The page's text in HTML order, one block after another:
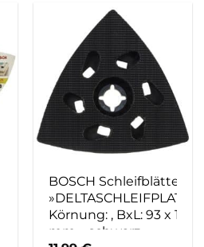
BOSCH Schleifblätter
Körnung: , BxL: 93 x 186
mm – schwarz